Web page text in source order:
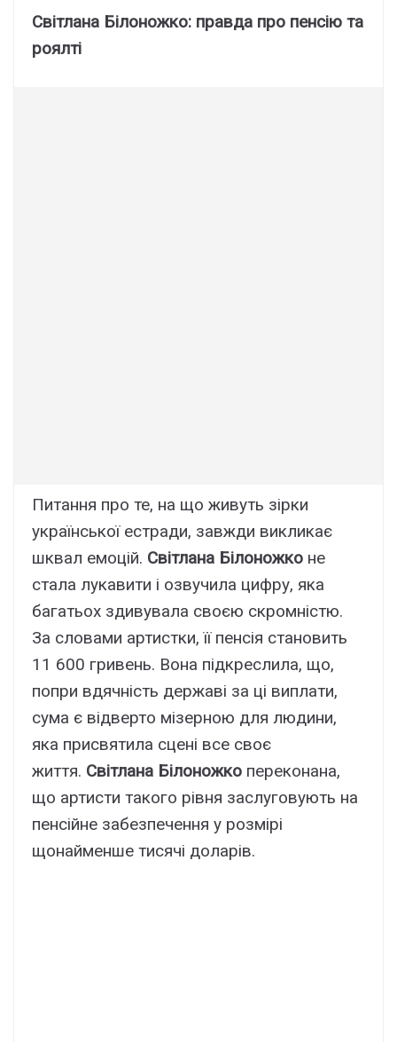
Світлана Білоножко: правда про пенсію та
роялті
Питання про те, на що живуть зірки
української естради, завжди викликає
шквал емоцій. Світлана Білоножко не
стала лукавити і озвучила цифру, яка
багатьох здивувала своєю скромністю.
За словами артистки, її пенсія становить
11 600 гривень. Вона підкреслила, що,
попри вдячність державі за ці виплати,
сума є відверто мізерною для людини,
яка присвятила сцені все своє
життя. Світлана Білоножко переконана,
що артисти такого рівня заслуговують на
пенсійне забезпечення у розмірі
щонайменше тисячі доларів.